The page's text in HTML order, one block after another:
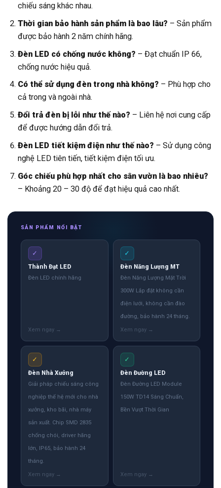
chiếu sáng khác nhau.
Thời gian bảo hành sản phẩm là bao lâu? – Sản phẩm
được bảo hành 2 năm chính hãng.
Đèn LED có chống nước không? – Đạt chuẩn IP 66,
chống nước hiệu quả.
Có thể sử dụng đèn trong nhà không? – Phù hợp cho
cả trong và ngoài nhà.
Đổi trả đèn bị lỗi như thế nào? – Liên hệ nơi cung cấp
để được hướng dẫn đổi trả.
Đèn LED tiết kiệm điện như thế nào? – Sử dụng công
nghệ LED tiên tiến, tiết kiệm điện tối ưu.
Góc chiếu phù hợp nhất cho sân vườn là bao nhiêu?
– Khoảng 20 – 30 độ để đạt hiệu quả cao nhất.
SẢN PHẨM NỔI BẬT
✓
Thành Đạt LED
Đèn LED chính hãng
✓
Đèn Năng Lượng MT
Đèn Năng Lượng Mặt Trời
300W Lắp đặt không cần
điện lưới, không cần đào
đường, bảo hành 24 tháng.
✓
Đèn Nhà Xưởng
Giải pháp chiếu sáng công
nghiệp thế hệ mới cho nhà
xưởng, kho bãi, nhà máy
sản xuất. Chip SMD 2835
chống chói, driver hãng
lớn, IP65, bảo hành 24
tháng.
✓
Đèn Đường LED
Đèn Đường LED Module
150W TD14 Sáng Chuẩn,
Bền Vượt Thời Gian